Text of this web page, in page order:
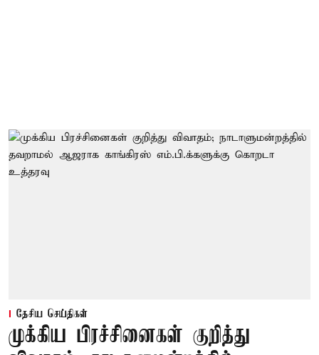
தேசிய செய்திகள்
முக்கிய பிரச்சினைகள் குறித்து